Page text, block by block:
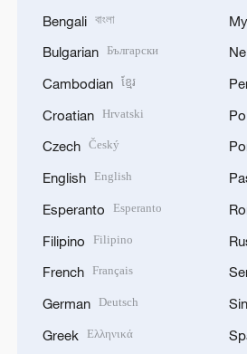
Bengali বাংলা
Bulgarian Български
Cambodian ខ្មែរ
Croatian Hrvatski
Czech Český
English English
Esperanto Esperanto
Filipino Filipino
French Français
German Deutsch
Greek Ελληνικά